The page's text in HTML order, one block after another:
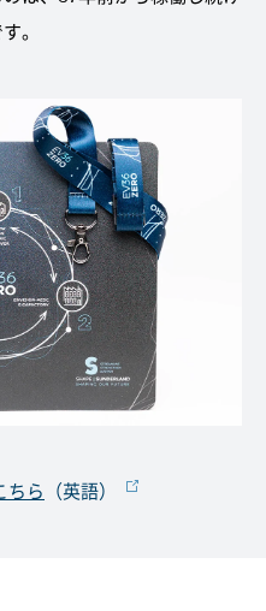
。
ちら （英語）